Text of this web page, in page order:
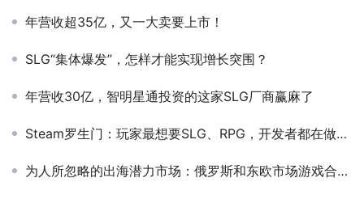
年营收超35亿，又一大卖要上市！
SLG“集体爆发”，怎样才能实现增长突围？
年营收30亿，智明星通投资的这家SLG厂商赢麻了
Steam罗生门：玩家最想要SLG、RPG，开发者都在做平台解谜
为人所忽略的出海潜力市场：俄罗斯和东欧市场游戏合规的误区详解（上）